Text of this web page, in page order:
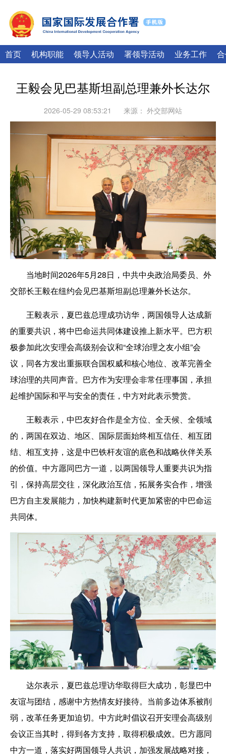
首页 机构职能 领导人活动 署领导活动 业务工作
王毅会见巴基斯坦副总理兼外长达尔
2026-05-29 08:53:21 来源： 外交部网站
当地时间2026年5月28日，中共中央政治局委员、外
交部长王毅在纽约会见巴基斯坦副总理兼外长达尔。
王毅表示，夏巴兹总理成功访华，两国领导人达成新
的重要共识，将中巴命运共同体建设推上新水平。巴方积
极参加此次安理会高级别会议和“全球治理之友小组”会
议，同各方发出重振联合国权威和核心地位、改革完善全
球治理的共同声音。巴方作为安理会非常任理事国，承担
起维护国际和平与安全的责任，中方对此表示赞赏。
王毅表示，中巴友好合作是全方位、全天候、全领域
的，两国在双边、地区、国际层面始终相互信任、相互团
结、相互支持，这是中巴铁杆友谊的底色和战略伙伴关系
的价值。中方愿同巴方一道，以两国领导人重要共识为指
引，保持高层交往，深化政治互信，拓展务实合作，增强
巴方自主发展能力，加快构建新时代更加紧密的中巴命运
共同体。
达尔表示，夏巴兹总理访华取得巨大成功，彰显巴中
友谊与团结，感谢中方热情友好接待。当前多边体系被削
弱，改革任务更加迫切。中方此时倡议召开安理会高级别
会议正当其时，得到各方支持，取得积极成效。巴方愿同
中方一道，落实好两国领导人共识，加强发展战略对接，